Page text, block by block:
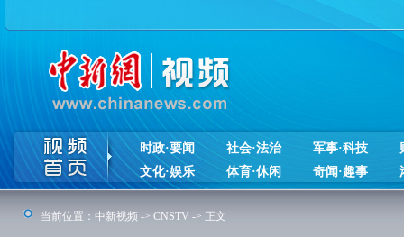
时政·要闻 社会·法治 军事·科技
文化·娱乐
体育·休闲 奇闻·趣事
当前位置： 中新视频 -> CNSTV -> 正文